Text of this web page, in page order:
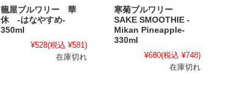
籠屋ブルワリー 華
休 -はなやすめ-
350ml
¥528(税込 ¥581)
在庫切れ
寒菊ブルワリー
SAKE SMOOTHIE -
Mikan Pineapple-
330ml
¥680(税込 ¥748)
在庫切れ